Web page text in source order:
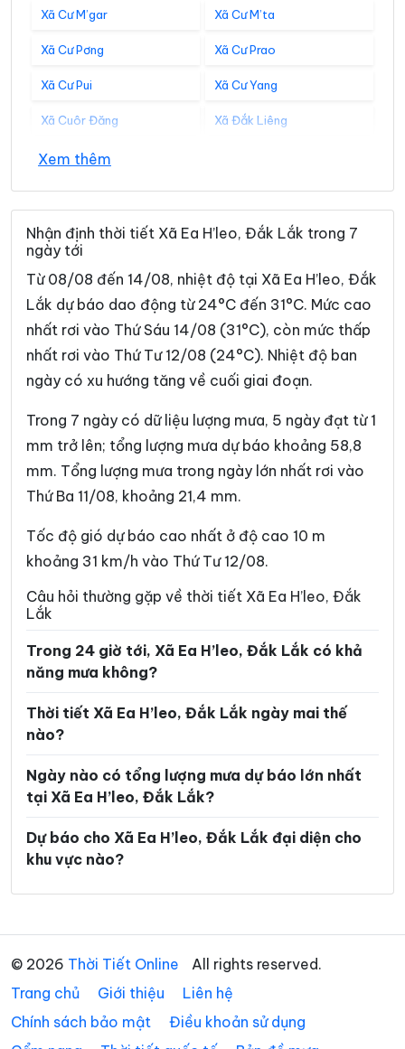
Xã Cư M’gar Xã Cư M’ta
Xã Cư Pơng Xã Cư Prao
Xã Cư Pui Xã Cư Yang
Xã Cuôr Đăng Xã Đắk Liêng
Xã Đắk Phơi
Xã Dliê Ya Xã Đồng Xuân
Xã Dray Bhăng Xã Đức Bình
Xã Dur Kmăl
Xã Ea Bung Xã Ea Drăng
Xã Ea Drông Xã Ea Hiao
Xã Ea Khăl
Xã Ea Knốp Xã Ea Knuếc
Xã Ea Ktur Xã Ea Ly
Xã Ea M’Droh
Xã Ea Ning Xã Ea Nuôl
Xã Ea Phê
Xã Ea Rốk Xã Ea Súp
Xã Ea Trang
Xã Ea Wer Xã Ea Wy
Xã Hòa Mỹ Xã Hòa Sơn
Xã Hòa Thịnh
Xã Ia Rvê
Xã Krông Á
Xã Krông Bông Xã Krông Búk
Xã Krông Năng Xã Krông Nô
Xã Krông Pắc Xã Liên Sơn Lắk
Xã M’Drắk Xã Nam Ka
Xem thêm
Nhận định thời tiết Xã Ea H’leo, Đắk Lắk trong 7
ngày tới
Từ 08/08 đến 14/08, nhiệt độ tại Xã Ea H’leo, Đắk
Lắk dự báo dao động từ 24°C đến 31°C. Mức cao
nhất rơi vào Thứ Sáu 14/08 (31°C), còn mức thấp
nhất rơi vào Thứ Tư 12/08 (24°C). Nhiệt độ ban
ngày có xu hướng tăng về cuối giai đoạn.
Trong 7 ngày có dữ liệu lượng mưa, 5 ngày đạt từ 1
mm trở lên; tổng lượng mưa dự báo khoảng 58,8
mm. Tổng lượng mưa trong ngày lớn nhất rơi vào
Thứ Ba 11/08, khoảng 21,4 mm.
Tốc độ gió dự báo cao nhất ở độ cao 10 m
khoảng 31 km/h vào Thứ Tư 12/08.
Câu hỏi thường gặp về thời tiết Xã Ea H’leo, Đắk
Lắk
Trong 24 giờ tới, Xã Ea H’leo, Đắk Lắk có khả
năng mưa không?
Thời tiết Xã Ea H’leo, Đắk Lắk ngày mai thế
nào?
Ngày nào có tổng lượng mưa dự báo lớn nhất
tại Xã Ea H’leo, Đắk Lắk?
Dự báo cho Xã Ea H’leo, Đắk Lắk đại diện cho
khu vực nào?
© 2026 Thời Tiết Online
All rights reserved.
Trang chủ
Giới thiệu
Liên hệ
Chính sách bảo mật
Điều khoản sử dụng